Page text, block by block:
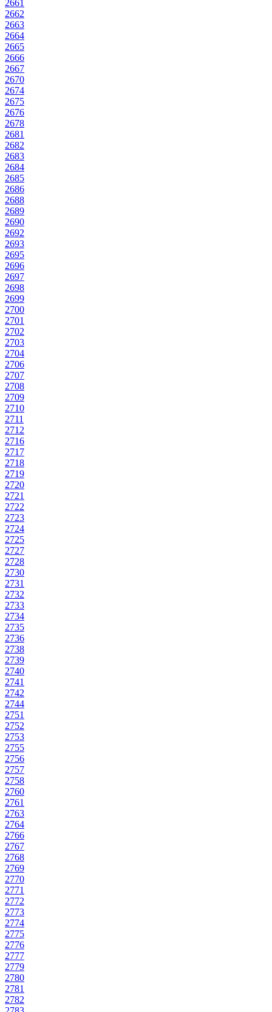
2661
2662
2663
2664
2665
2666
2667
2670
2674
2675
2676
2678
2681
2682
2683
2684
2685
2686
2688
2689
2690
2692
2693
2695
2696
2697
2698
2699
2700
2701
2702
2703
2704
2706
2707
2708
2709
2710
2711
2712
2716
2717
2718
2719
2720
2721
2722
2723
2724
2725
2727
2728
2730
2731
2732
2733
2734
2735
2736
2738
2739
2740
2741
2742
2744
2751
2752
2753
2755
2756
2757
2758
2760
2761
2763
2764
2766
2767
2768
2769
2770
2771
2772
2773
2774
2775
2776
2777
2779
2780
2781
2782